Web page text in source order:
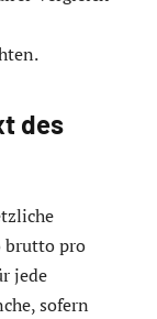
des
brutto pro
jede
sofern